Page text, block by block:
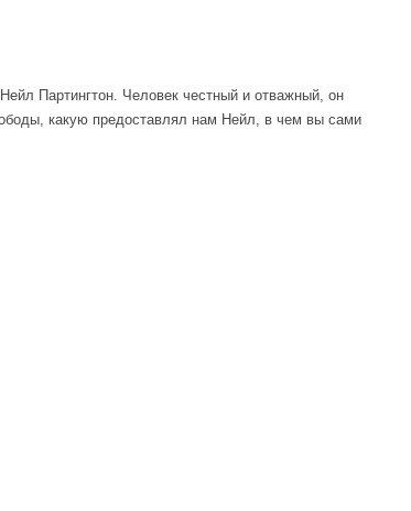
Партингтон. Человек честный и отважный, он
какую предоставлял нам Нейл, в чем вы сами